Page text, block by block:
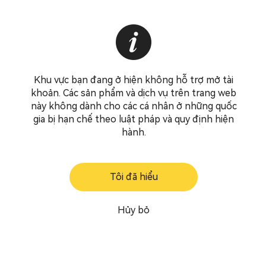
Khu vực bạn đang ở hiện không hỗ trợ mở tài
khoản. Các sản phẩm và dịch vụ trên trang web
này không dành cho các cá nhân ở những quốc
gia bị hạn chế theo luật pháp và quy định hiện
hành.
Tôi đã hiểu
Hủy bỏ